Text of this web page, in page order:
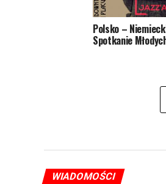
Polsko –
Spotkanie
WIADOMOŚCI